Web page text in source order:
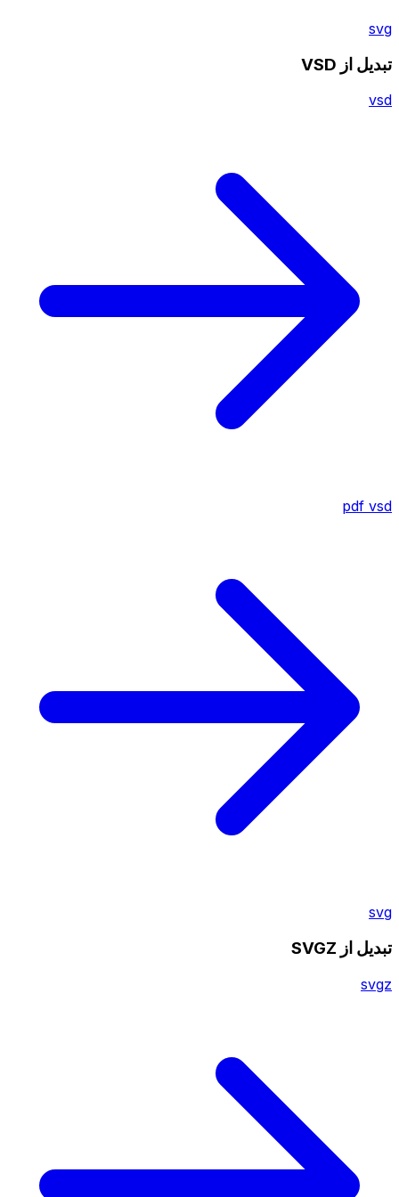
svg
تبدیل از VSD
vsd
pdf vsd
svg
تبدیل از SVGZ
svgz